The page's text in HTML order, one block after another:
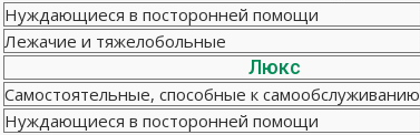
Нуждающиеся в посторонней помощи
Лежачие и тяжелобольные
Люкс
Самостоятельные, способные к самообслуживанию
Нуждающиеся в посторонней помощи